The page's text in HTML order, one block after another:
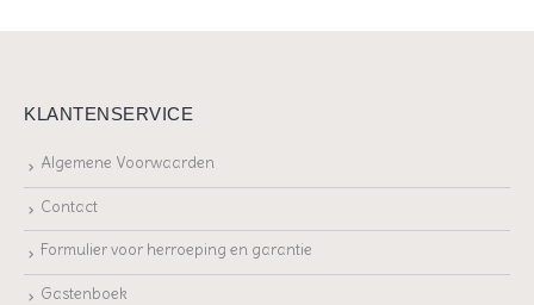
KLANTENSERVICE
Algemene Voorwaarden
Contact
Formulier voor herroeping en garantie
Gastenboek